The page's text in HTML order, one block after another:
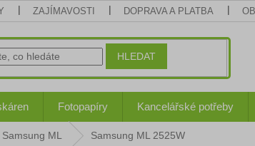
ZAJÍMAVOSTI DOPRAVA A PLATBA
HLEDAT
Fotopapíry Kancelářské potřeby
Samsung ML Samsung ML 2525W